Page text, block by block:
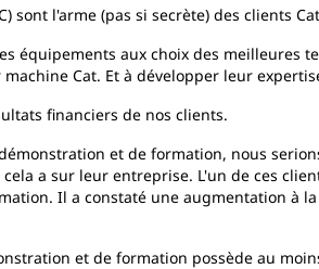
sont l'arme (pas si secrète) des clients
équipements aux choix des meilleures
Cat. Et à développer leur
financiers de nos clients.
et de formation, nous
a sur leur entreprise. L'un de ces
Il a constaté une augmentation à
et de formation possède au